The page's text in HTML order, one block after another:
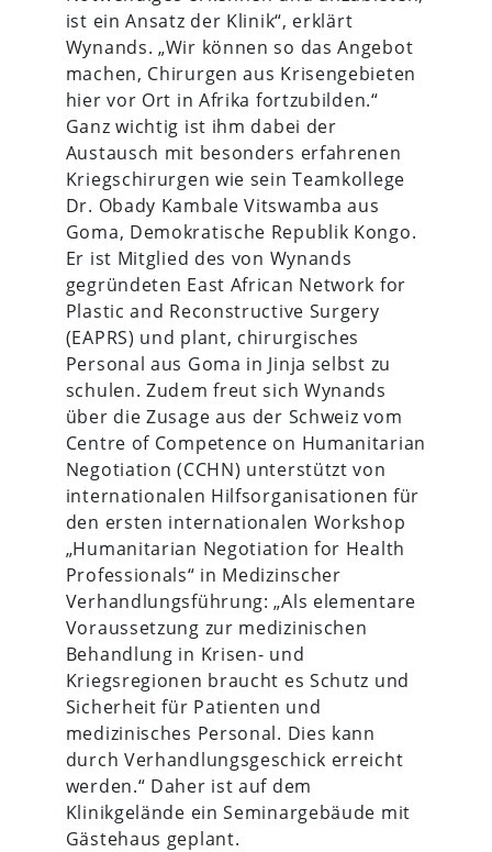
ist ein Ansatz der Klinik“, erklärt
Wynands. „Wir können so das Angebot
machen, Chirurgen aus Krisengebieten
hier vor Ort in Afrika fortzubilden.“
Ganz wichtig ist ihm dabei der
Austausch mit besonders erfahrenen
Kriegschirurgen wie sein Teamkollege
Dr. Obady Kambale Vitswamba aus
Goma, Demokratische Republik Kongo.
Er ist Mitglied des von Wynands
gegründeten East African Network for
Plastic and Reconstructive Surgery
(EAPRS) und plant, chirurgisches
Personal aus Goma in Jinja selbst zu
schulen. Zudem freut sich Wynands
über die Zusage aus der Schweiz vom
Centre of Competence on Humanitarian
Negotiation (CCHN) unterstützt von
internationalen Hilfsorganisationen für
den ersten internationalen Workshop
„Humanitarian Negotiation for Health
Professionals“ in Medizinscher
Verhandlungsführung: „Als elementare
Voraussetzung zur medizinischen
Behandlung in Krisen- und
Kriegsregionen braucht es Schutz und
Sicherheit für Patienten und
medizinisches Personal. Dies kann
durch Verhandlungsgeschick erreicht
werden.“ Daher ist auf dem
Klinikgelände ein Seminargebäude mit
Gästehaus geplant.